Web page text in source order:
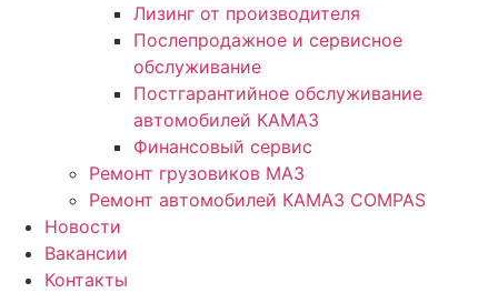
Лизинг от производителя
Послепродажное и сервисное
обслуживание
Постгарантийное обслуживание
автомобилей КАМАЗ
Финансовый сервис
Ремонт грузовиков МАЗ
Ремонт автомобилей КАМАЗ COMPAS
Новости
Вакансии
Контакты